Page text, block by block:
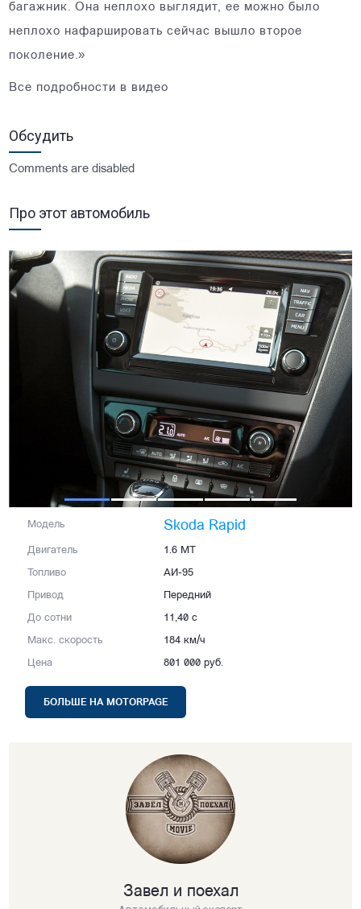
багажник. Она неплохо выглядит, ее можно было
неплохо нафаршировать сейчас вышло второе
поколение.»
Все подробности в видео
Обсудить
Comments are disabled
Про этот автомобиль
Модель Skoda Rapid
Двигатель 1.6 МT
Топливо АИ-95
Привод Передний
До сотни 11,40 с
Макс. скорость 184 км/ч
Цена 801 000 руб.
БОЛЬШЕ НА MOTORPAGE
Завел и поехал